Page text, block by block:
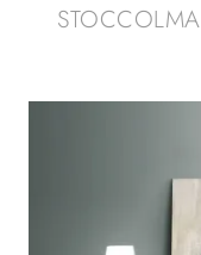
STOCCOLMA